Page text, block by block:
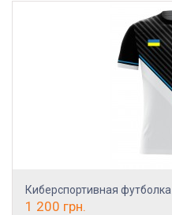
Киберспортивная
1 200 грн.